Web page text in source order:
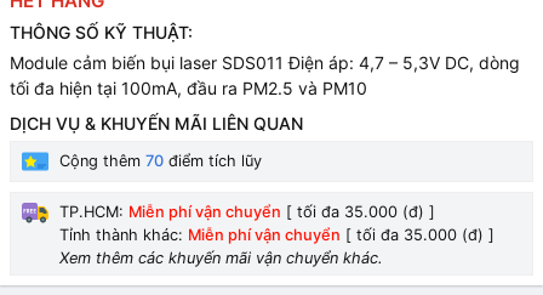
THÔNG SỐ KỸ THUẬT:
Module cảm biến bụi laser SDS011 Điện áp: 4,7 – 5,3V DC, dòng
tối đa hiện tại 100mA, đầu ra PM2.5 và PM10
DỊCH VỤ & KHUYẾN MÃI LIÊN QUAN
Cộng thêm 70 điểm tích lũy
TP.HCM: Miễn phí vận chuyển [ tối đa 35.000 (đ) ]
Tỉnh thành khác: Miễn phí vận chuyển [ tối đa 35.000 (đ) ]
Xem thêm các khuyến mãi vận chuyển khác.